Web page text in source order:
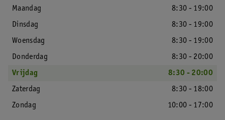
Maandag
8:30 - 19:00
Dinsdag
8:30 - 19:00
Woensdag
8:30 - 19:00
Donderdag
8:30 - 20:00
Vrijdag
8:30 - 20:00
Zaterdag
8:30 - 18:00
Zondag
10:00 - 17:00